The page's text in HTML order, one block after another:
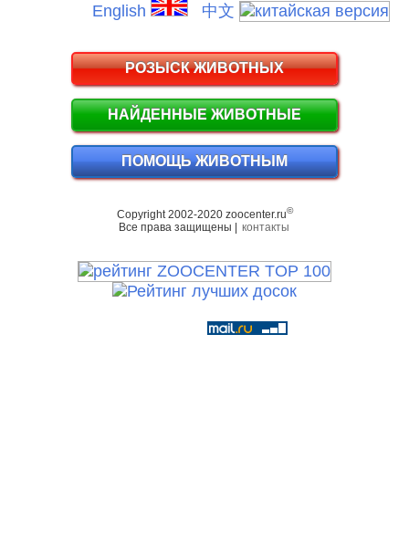
English 中文
РОЗЫСК ЖИВОТНЫХ
НАЙДЕННЫЕ ЖИВОТНЫЕ
ПОМОЩЬ ЖИВОТНЫМ
Copyright 2002-2020 zoocenter.ru©
Все права защищены | контакты